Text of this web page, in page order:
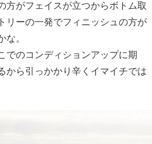
方がフェイスが立つからボトム取
リーの一発でフィニッシュの方が
な。
でのコンディションアップに期
から引っかかり辛くイマイチでは